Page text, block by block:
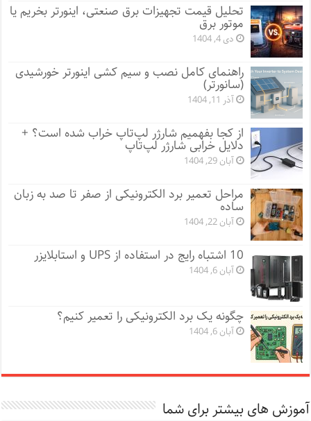
تحلیل قیمت تجهیزات برق صنعتی، اینورتر بخریم یا
موتور برق
دی 4, 1404
راهنمای کامل نصب و سیم کشی اینورتر خورشیدی
(سانورتر)
آذر 11, 1404
از کجا بفهمیم شارژر لپ‌تاپ خراب شده است؟ +
دلایل خرابی شارژر لپ‌تاپ
آبان 29, 1404
مراحل تعمیر برد الکترونیکی از صفر تا صد به زبان
ساده
آبان 22, 1404
10 اشتباه رایج در استفاده از UPS و استابلایزر
آبان 6, 1404
چگونه یک برد الکترونیکی را تعمیر کنیم؟
آبان 6, 1404
آموزش های بیشتر برای شما